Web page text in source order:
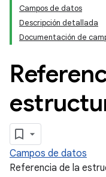
Campos de datos
Descripción detallada
Documentación de
Campos de datos
Referencia de la